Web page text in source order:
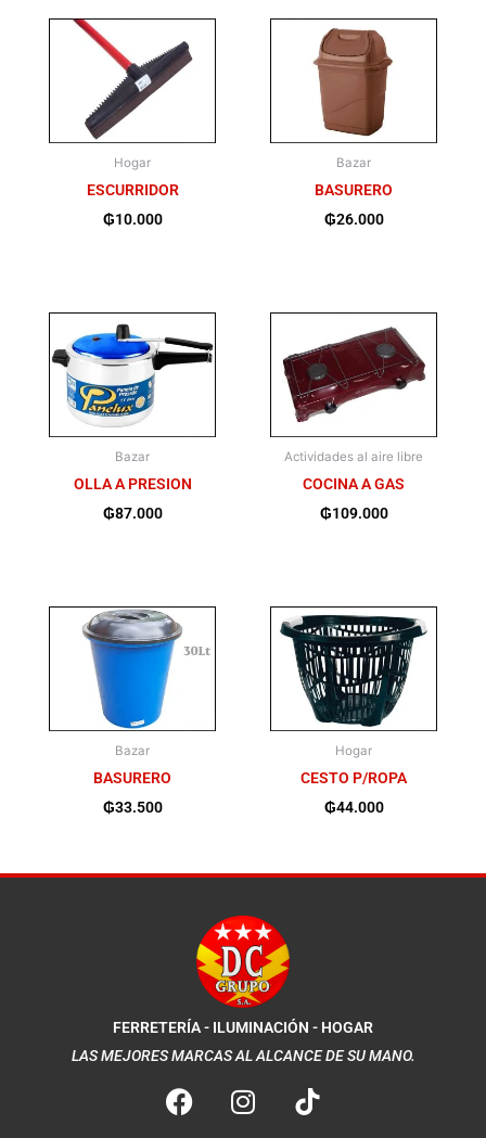
Hogar
ESCURRIDOR
₲10.000
Bazar
BASURERO
₲26.000
Bazar
OLLA A PRESION
₲87.000
Actividades al aire libre
COCINA A GAS
₲109.000
Bazar
BASURERO
₲33.500
Hogar
CESTO P/ROPA
₲44.000
FERRETERÍA - ILUMINACIÓN - HOGAR
LAS MEJORES MARCAS AL ALCANCE DE SU MANO.
F
a
I
n